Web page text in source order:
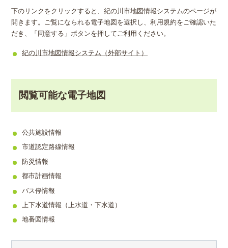
下のリンクをクリックすると、紀の川市地図情報システムのページが
開きます。ご覧になられる電子地図を選択し、利用規約をご確認いた
だき、「同意する」ボタンを押してご利用ください。
紀の川市地図情報システム（外部サイト）
閲覧可能な電子地図
公共施設情報
市道認定路線情報
防災情報
都市計画情報
バス停情報
上下水道情報（上水道・下水道）
地番図情報